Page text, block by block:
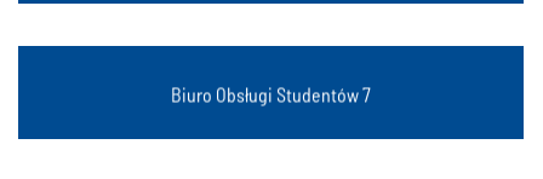
Biuro Obsługi Studentów 7
Gliwice, ul. Kaszubska 23